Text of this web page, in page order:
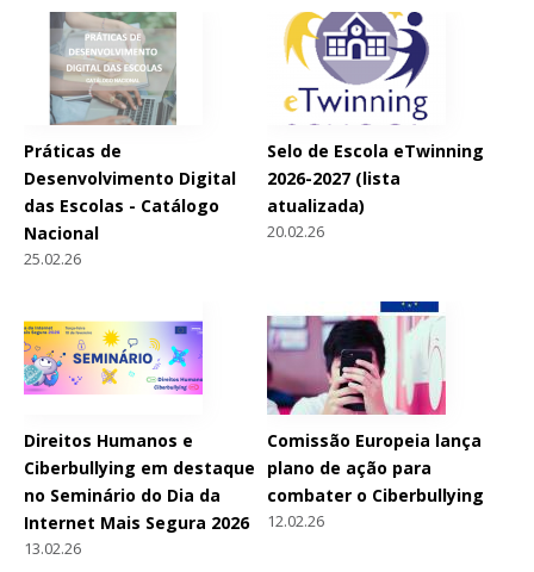
Práticas de
Desenvolvimento Digital
das Escolas - Catálogo
Nacional
25.02.26
Selo de Escola eTwinning
2026-2027 (lista
atualizada)
20.02.26
Direitos Humanos e
Ciberbullying em destaque
no Seminário do Dia da
Internet Mais Segura 2026
13.02.26
Comissão Europeia lança
plano de ação para
combater o Ciberbullying
12.02.26